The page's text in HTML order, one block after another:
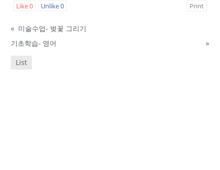
Like0 Unlike0 Print
« 미술수업- 벚꽃 그리기
기초학습- 영어
»
List